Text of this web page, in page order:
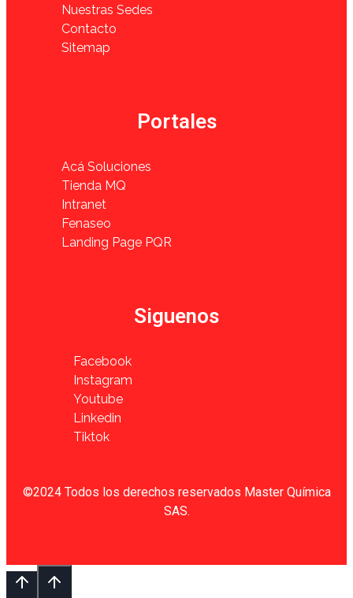
Nuestras Sedes
Contacto
Sitemap
Portales
Acá Soluciones
Tienda MQ
Intranet
Fenaseo
Landing Page PQR
Siguenos
Facebook
Instagram
Youtube
Linkedin
Tiktok
©2024 Todos los derechos reservados Master Química
SAS.